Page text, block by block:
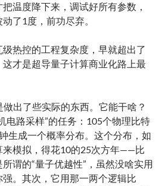
温度降下来，调试好所有参数，
了1度，前功尽弃。
热控的工程复杂度，早就超出了
才是超导量子计算商业化路上最
出了些实际的东西。它能干啥？
电路采样”的任务：105个物理比特
生成一个概率分布。这个分布，如
来模拟，得花10的25次方年——比
谓的“量子优越性”，虽然没啥实用
。其次，它用那一两个逻辑比